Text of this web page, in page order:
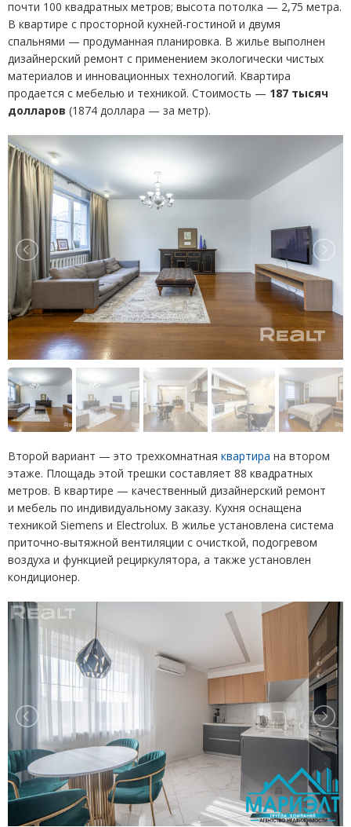
почти 100 квадратных метров; высота потолка — 2,75 метра.
В квартире с просторной кухней-гостиной и двумя
спальнями — продуманная планировка. В жилье выполнен
дизайнерский ремонт с применением экологически чистых
материалов и инновационных технологий. Квартира
продается с мебелью и техникой. Стоимость — 187 тысяч
долларов (1874 доллара — за метр).
Второй вариант — это трехкомнатная квартира на втором
этаже. Площадь этой трешки составляет 88 квадратных
метров. В квартире — качественный дизайнерский ремонт
и мебель по индивидуальному заказу. Кухня оснащена
техникой Siemens и Electrolux. В жилье установлена система
приточно-вытяжной вентиляции с очисткой, подогревом
воздуха и функцией рециркулятора, а также установлен
кондиционер.